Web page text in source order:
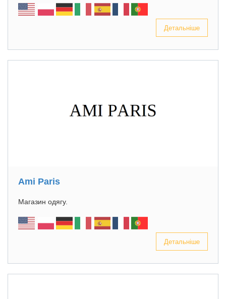
Детальніше
Ami Paris
Магазин одягу.
Детальніше